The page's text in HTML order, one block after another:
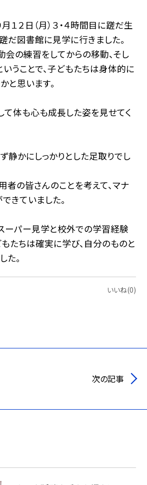
１２日（月）３・４時間目に蹉だ生
だ図書館に見学に行きました。
会の練習をしてからの移動、そし
うことで、子どもたちは身体的に
と思います。
て体も心も成長した姿を見せてく
静かにしっかりとした足取りでし
者の皆さんのことを考えて、マナ
きていました。
ーパー見学と校外での学習経験
たちは確実に学び、自分のものと
た。
いいね(0)
次の記事